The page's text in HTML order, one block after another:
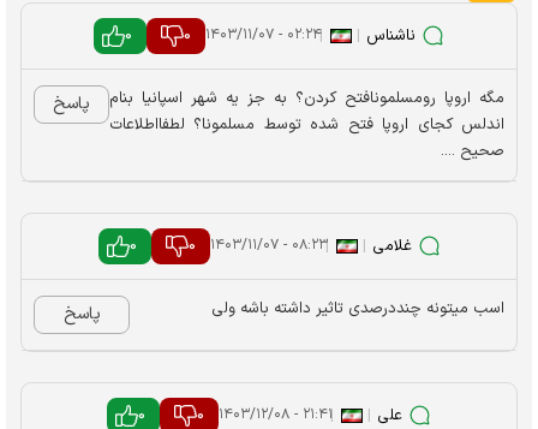
ناشناس |
|۰۲:۲۴ - ۱۴۰۳/۱۱/۰۷ 0
0
مگه اروپا رومسلمونافتح کردن؟ به جز یه شهر اسپانیا بنام
اندلس کجای اروپا فتح شده توسط مسلمونا؟ لطفااطلاعات
صحیح ....
پاسخ
غلامی |
|۰۸:۲۳ - ۱۴۰۳/۱۱/۰۷ 0
0
اسب میتونه چنددرصدی تاثیر داشته باشه ولی پاسخ
علی |
|۲۱:۴۱ - ۱۴۰۳/۱۲/۰۸ 0
0